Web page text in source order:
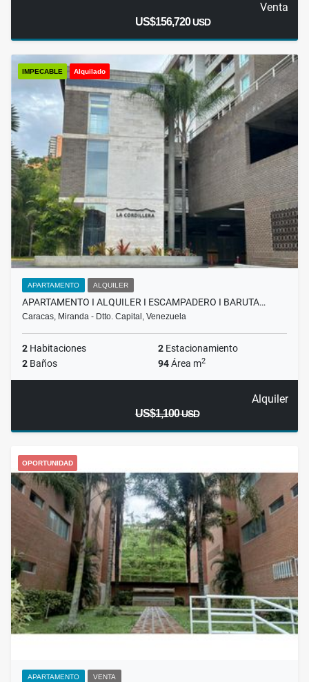
Venta
US$156,720USD
IMPECABLE Alquilado
APARTAMENTO ALQUILER
APARTAMENTO I ALQUILER I ESCAMPADERO I BARUTA…
Caracas, Miranda - Dtto. Capital, Venezuela
2 Habitaciones 2 Estacionamiento
2 Baños 94Área m2
Alquiler
US$1,100USD
OPORTUNIDAD
APARTAMENTO VENTA